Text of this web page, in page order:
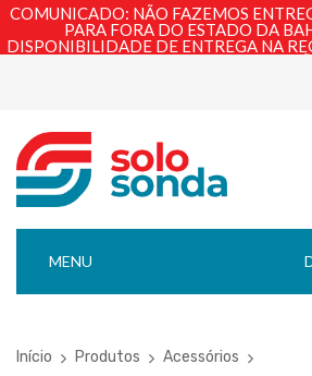
COMUNICADO: NÃO FAZEMOS
PARA FORA DO ESTADO DA
DISPONIBILIDADE DE ENTREGA NA
MENU
Início Produtos
Acessórios